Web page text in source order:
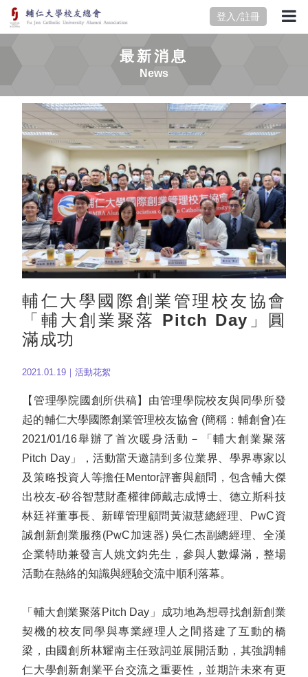
登入/註冊
最新消息
News
輔仁大學國際創業管理校友協會
「輔大創業聚落 Pitch Day」圓
滿成功
2021.01.19｜活動花絮
【管理學院國創所供稿】由管理學院校友與同學所發
起的輔仁大學國際創業管理校友協會 (簡稱：輔創會)在
2021/01/16舉辦了首次暖身活動－「輔大創業聚落
Pitch Day」，活動當天邀請到多位業界、學界專家以
及策略投資人等擔任Mentor評審與顧問，包含輔大傑
出校友-矽谷智慧財產權律師戴志成博士、德立斯科技
林廷祥董事長、新曄管理顧問黃淑慧總經理、PwC資
誠創新創業服務(PwC加速器) 吳仁杰副總經理、全漢
企業特助兼發言人姚文鈞先生，參與人數爆滿，整場
活動在熱絡的知識與經驗交流中順利落幕。
「輔大創業聚落Pitch Day」成功地為想尋找創新創業
契機的校友同學與專業經理人之間搭建了互動的橋
梁，由國創所林耀南主任致詞並展開活動，其強調輔
仁大學創新創業平台交流之重要性，並期許未來有更